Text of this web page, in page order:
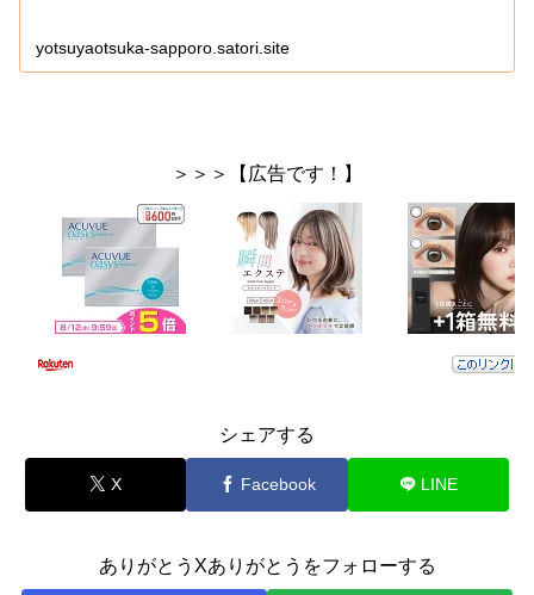
yotsuyaotsuka-sapporo.satori.site
＞＞＞【広告です！】
シェアする
X Facebook LINE
ありがとうXありがとうをフォローする